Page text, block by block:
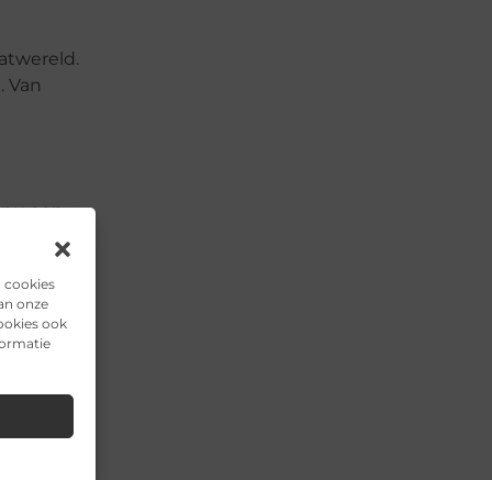
cookies
onze
ook
een